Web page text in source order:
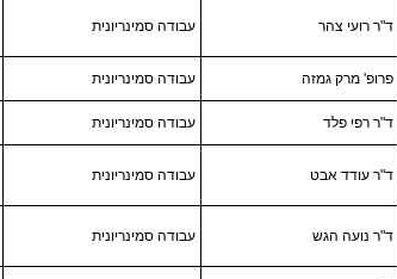
ד"ר רועי צהר עבודה סמינריונית
פרופ' מרק גמזה עבודה סמינריונית
ד"ר רפי פלד עבודה סמינריונית
ד"ר עודד אבט עבודה סמינריונית
ד"ר נועה הגש עבודה סמינריונית